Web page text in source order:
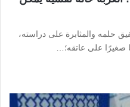
حلمه والمثابرة على دراسته،
صغيرًا على عاتقه؛…